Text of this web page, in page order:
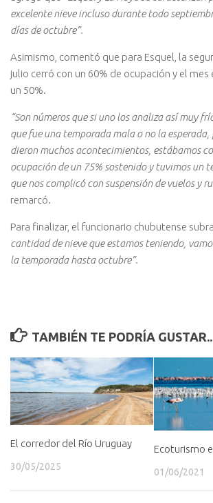
excelente nieve incluso durante todo
días de octubre”.
Asimismo, comentó que para Esquel, la
julio cerró con un 60% de ocupación y el mes
un 50%.
“Son números que si uno los analiza así muy
que fue una temporada mala o no la esperada,
dieron muchos acontecimientos, estábamos
ocupación de un 75% sostenido y tuvimos un
que nos complicó con suspensión de vuelos y
remarcó.
Para finalizar, el funcionario chubutense
cantidad de nieve que estamos teniendo,
la temporada hasta octubre”.
TAMBIÉN TE PODRÍA
El corredor del Río Uruguay
30/05/2025
Ecoturismo
01/06/2021